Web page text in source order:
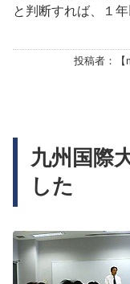
と判断すれば、１
投稿者：【
九州国際
した